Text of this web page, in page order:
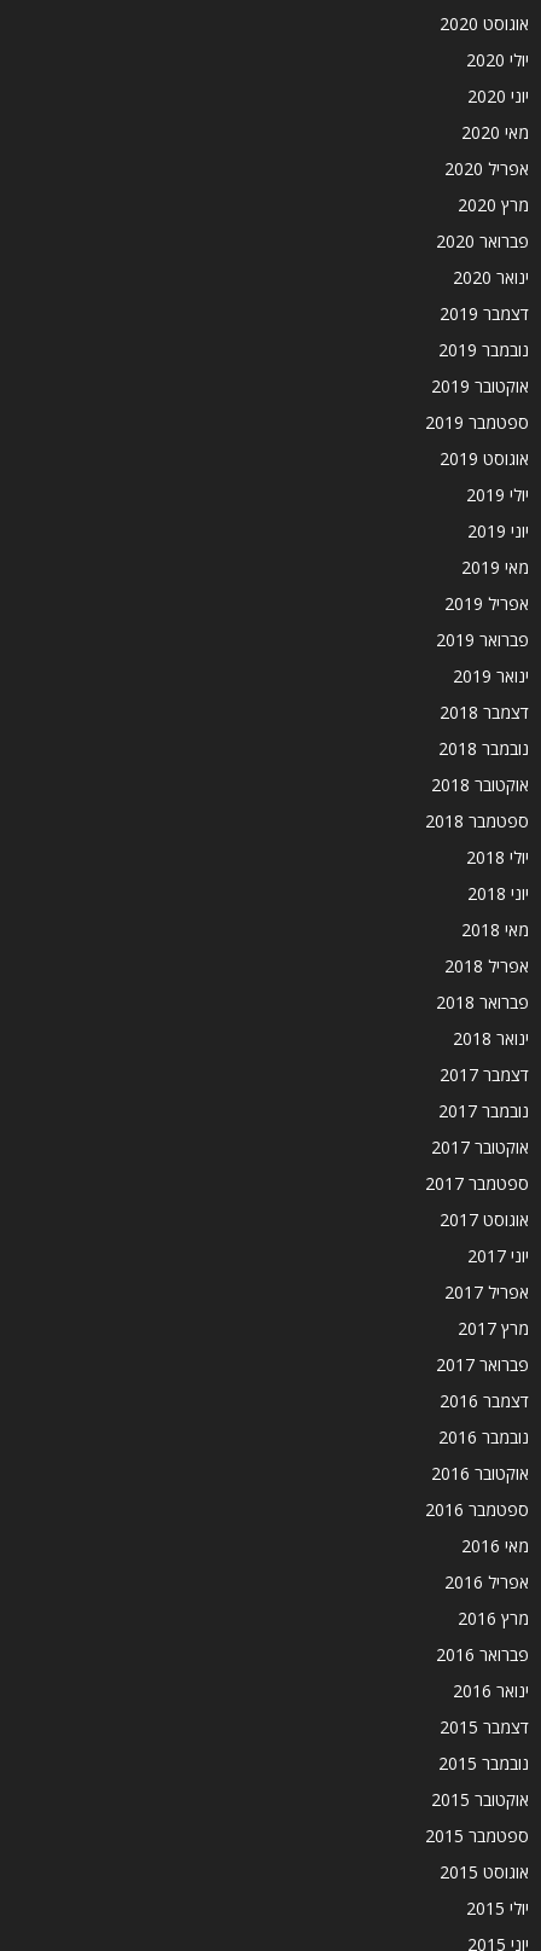
אוגוסט 2020
יולי 2020
יוני 2020
מאי 2020
אפריל 2020
מרץ 2020
פברואר 2020
ינואר 2020
דצמבר 2019
נובמבר 2019
אוקטובר 2019
ספטמבר 2019
אוגוסט 2019
יולי 2019
יוני 2019
מאי 2019
אפריל 2019
פברואר 2019
ינואר 2019
דצמבר 2018
נובמבר 2018
אוקטובר 2018
ספטמבר 2018
יולי 2018
יוני 2018
מאי 2018
אפריל 2018
פברואר 2018
ינואר 2018
דצמבר 2017
נובמבר 2017
אוקטובר 2017
ספטמבר 2017
אוגוסט 2017
יוני 2017
אפריל 2017
מרץ 2017
פברואר 2017
דצמבר 2016
נובמבר 2016
אוקטובר 2016
ספטמבר 2016
מאי 2016
אפריל 2016
מרץ 2016
פברואר 2016
ינואר 2016
דצמבר 2015
נובמבר 2015
אוקטובר 2015
ספטמבר 2015
אוגוסט 2015
יולי 2015
יוני 2015